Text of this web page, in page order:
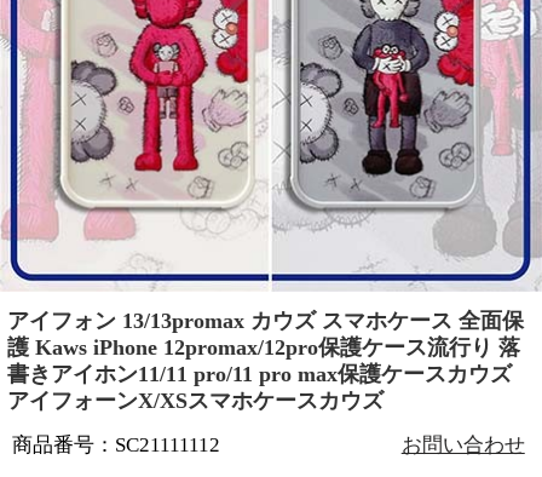
アイフォン 13/13promax カウズ スマホケース 全面保
護 Kaws iPhone 12promax/12pro保護ケース流行り 落
書きアイホン11/11 pro/11 pro max保護ケースカウズ
アイフォーンX/XSスマホケースカウズ
商品番号：SC21111112 お問い合わせ